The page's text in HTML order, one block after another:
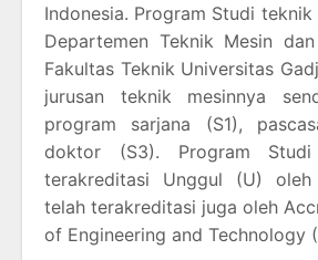
Indonesia. Program Studi
Departemen Teknik Mesin
Fakultas Teknik Universitas
jurusan teknik mesinnya
program sarjana (S1),
doktor (S3). Program
terakreditasi Unggul (U)
telah terakreditasi juga oleh
of Engineering and Technology